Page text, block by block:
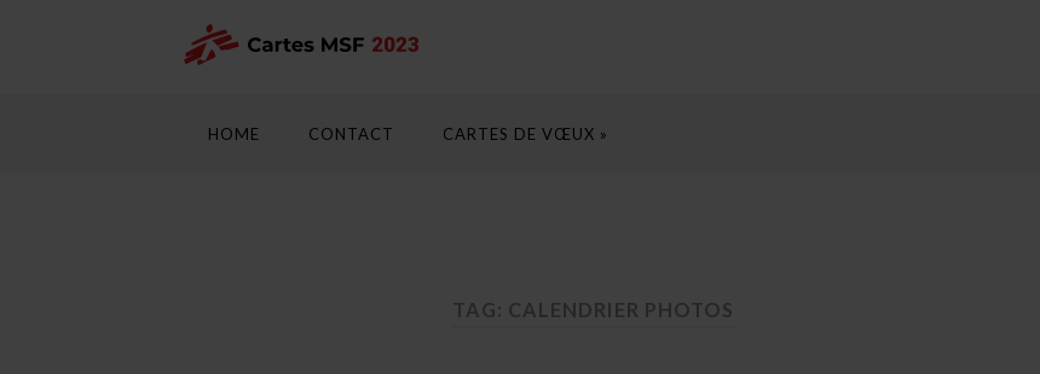
HOME CONTACT CARTES DE VŒUX »
TAG: CALENDRIER PHOTOS